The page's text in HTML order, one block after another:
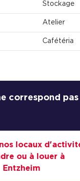
Stockage
Atelier
Cafétéria
correspond pas
locaux
ou à louer à
Entzheim